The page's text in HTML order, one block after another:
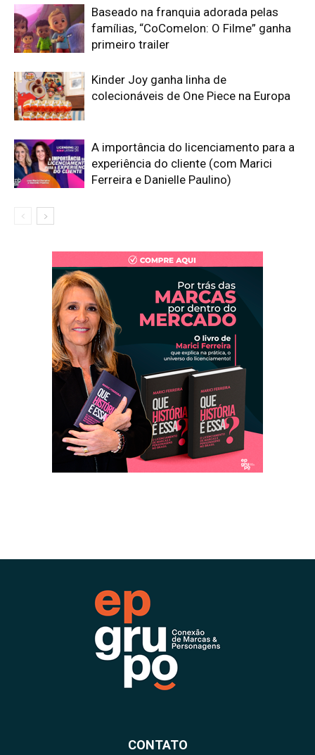
Baseado na franquia adorada pelas
famílias, “CoComelon: O Filme” ganha
primeiro trailer
Kinder Joy ganha linha de
colecionáveis de One Piece na Europa
A importância do licenciamento para a
experiência do cliente (com Marici
Ferreira e Danielle Paulino)
CONTATO